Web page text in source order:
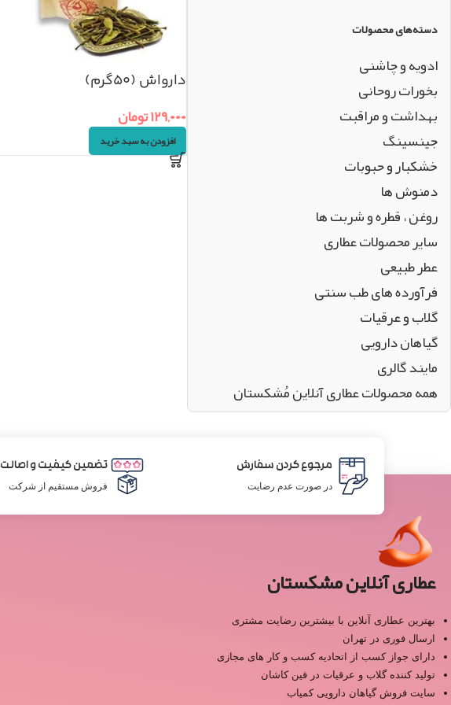
دسته‌های محصولات
ادویه و چاشنی
بخورات روحانی
بهداشت و مراقبت
جینسینگ
خشکبار و حبوبات
دمنوش ها
روغن ، قطره و شربت ها
سایر محصولات عطاری
عطر طبیعی
فرآورده های طب سنتی
گلاب و عرقیات
گیاهان دارویی
مایند گالری
همه محصولات عطاری آنلاین مُشکستان
دارواش (۵۰گرم)
۱۲۹,۰۰۰تومان
افزودن به سبد خرید
مرجوع کردن سفارش
در صورت عدم رضایت
تضمین کیفیت و اصالت
فروش مستقیم از شرکت
عطاری آنلاین مشکستان
بهترین عطاری آنلاین با بیشترین رضایت مشتری
ارسال فوری در تهران
دارای جواز کسب از اتحادیه کسب و کار های مجازی
تولید کننده گلاب و عرقیات در فین کاشان
سایت فروش گیاهان دارویی کمیاب